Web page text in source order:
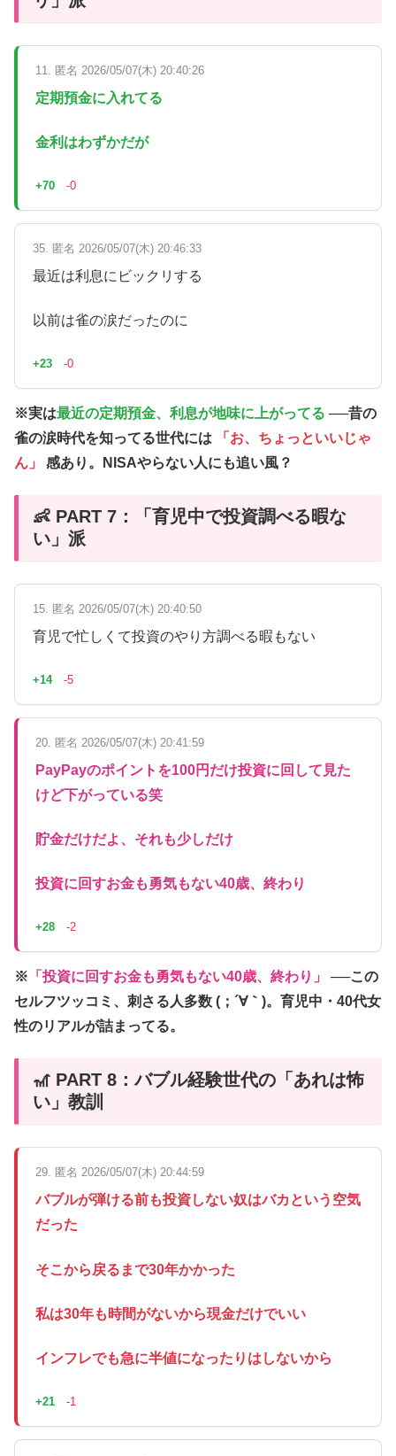
11. 匿名 2026/05/07(木) 20:40:26
定期預金に入れてる
金利はわずかだが
+70 -0
35. 匿名 2026/05/07(木) 20:46:33
最近は利息にビックリする
以前は雀の涙だったのに
+23 -0
※実は最近の定期預金、利息が地味に上がってる ──昔の
雀の涙時代を知ってる世代には
「お、ちょっといいじゃ
ん」
感あり。NISAやらない人にも追い風？
👶 PART 7：「育児中で投資調べる暇な
い」派
15. 匿名 2026/05/07(木) 20:40:50
育児で忙しくて投資のやり方調べる暇もない
+14 -5
20. 匿名 2026/05/07(木) 20:41:59
PayPayのポイントを100円だけ投資に回して見た
けど下がっている笑
貯金だけだよ、それも少しだけ
投資に回すお金も勇気もない40歳、終わり
+28 -2
※ 「投資に回すお金も勇気もない40歳、終わり」
──この
セルフツッコミ、刺さる人多数 (；´∀｀)。育児中・40代女
性のリアルが詰まってる。
🎢 PART 8：バブル経験世代の「あれは怖
い」教訓
29. 匿名 2026/05/07(木) 20:44:59
バブルが弾ける前も投資しない奴はバカという空気
だった
そこから戻るまで30年かかった
私は30年も時間がないから現金だけでいい
インフレでも急に半値になったりはしないから
+21 -1